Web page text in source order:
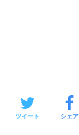
ツイート シェア